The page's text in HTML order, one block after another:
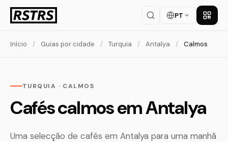
PT Baixar
Início / Guias por cidade / Turquia / Antalya / Calmos
TURQUIA · CALMOS
Cafés calmos em Antalya
Uma selecção de cafés em Antalya para uma manhã